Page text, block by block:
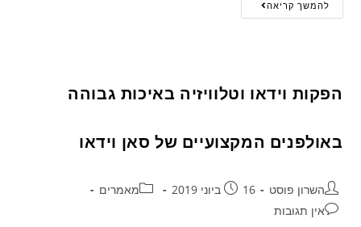
להמשך קריאה
הפקות וידאו וטלוויזיה באיכות גבוהה
באולפנים המקצועיים של סאן וידאו
השרון פוסט 16 ביוני 2019
מאמרים
אין תגובות